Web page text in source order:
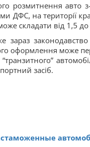
розмитнення авто
ДФС, на території
складати від 1,5
оформлення може
засіб.